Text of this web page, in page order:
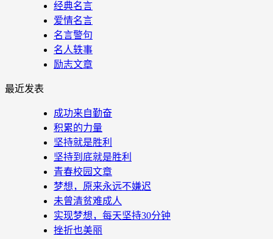
经典名言
爱情名言
名言警句
名人轶事
励志文章
最近发表
成功来自勤奋
积累的力量
坚持就是胜利
坚持到底就是胜利
青春校园文章
梦想，原来永远不嫌迟
未曾清贫难成人
实现梦想，每天坚持30分钟
挫折也美丽